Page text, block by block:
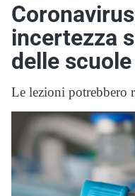
incertezza
delle scuole
Le lezioni potrebbero